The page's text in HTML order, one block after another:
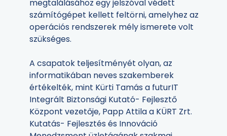
megtalálásához egy jelszóval védett
számítógépet kellett feltörni, amelyhez az
operációs rendszerek mély ismerete volt
szükséges.
A csapatok teljesítményét olyan, az
informatikában neves szakemberek
értékelték, mint Kürti Tamás a futurIT
Integrált Biztonsági Kutató- Fejlesztő
Központ vezetője, Papp Attila a KÜRT Zrt.
Kutatás- Fejlesztés és Innováció